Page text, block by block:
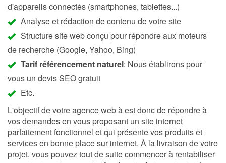
d'appareils connectés (smartphones, tablettes...)
Analyse et rédaction de contenu de votre site
Structure site web conçu pour répondre aux moteurs
de recherche (Google, Yahoo, Bing)
Tarif référencement naturel: Nous établirons pour
vous un devis SEO gratuit
Etc.
L'objectif de votre agence web à est donc de répondre à
vos demandes en vous proposant un site internet
parfaitement fonctionnel et qui présente vos produits et
services en bonne place sur internet. À la livraison de votre
projet, vous pouvez tout de suite commencer à rentabiliser